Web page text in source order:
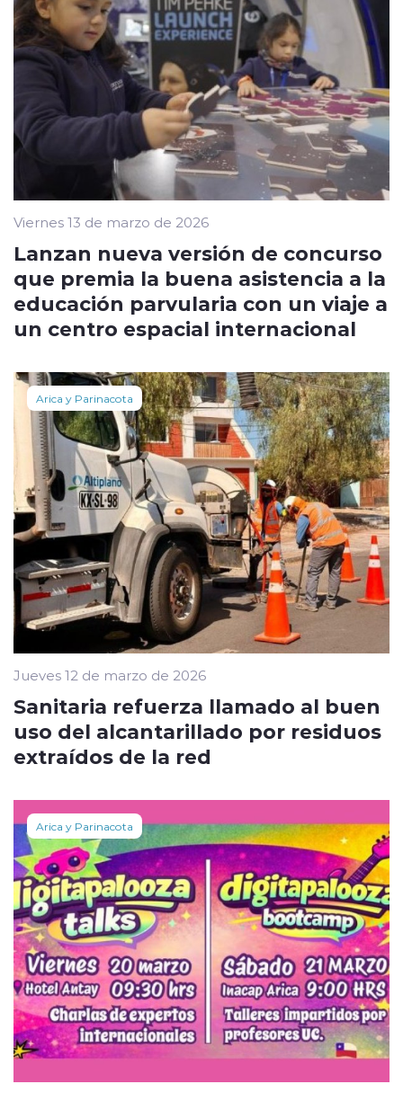
Viernes 13 de marzo de 2026
Lanzan nueva versión de concurso
que premia la buena asistencia a la
educación parvularia con un viaje a
un centro espacial internacional
Arica y Parinacota
Jueves 12 de marzo de 2026
Sanitaria refuerza llamado al buen
uso del alcantarillado por residuos
extraídos de la red
Arica y Parinacota